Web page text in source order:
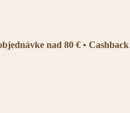
nad 80 € •